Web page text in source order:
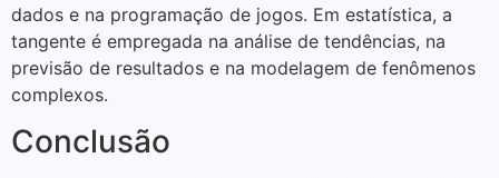
dados e na programação de jogos. Em estatística, a
tangente é empregada na análise de tendências, na
previsão de resultados e na modelagem de fenômenos
complexos.
Conclusão